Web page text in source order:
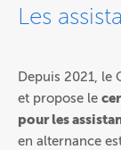
Les
Depuis 2021, le
et propose le
pour les
en alternance